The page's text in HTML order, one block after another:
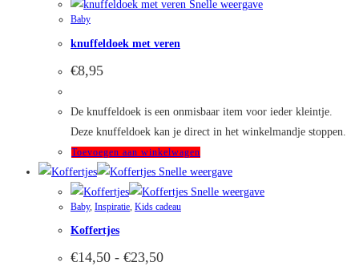
Snelle weergave
Baby
knuffeldoek met veren
€8,95
De knuffeldoek is een onmisbaar item voor ieder kleintje.
Deze knuffeldoek kan je direct in het winkelmandje stoppen.
Toevoegen aan winkelwagen
Snelle weergave
Snelle weergave
Baby, Inspiratie Kids cadeau
Koffertjes
€14,50 - €23,50Prijsklasse: